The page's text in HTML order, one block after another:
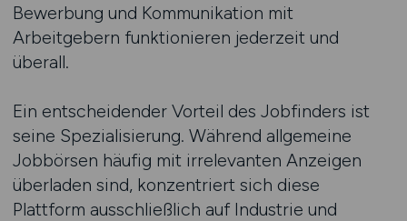
Bewerbung und Kommunikation mit
Arbeitgebern funktionieren jederzeit und
überall.
Ein entscheidender Vorteil des Jobfinders ist
seine Spezialisierung. Während allgemeine
Jobbörsen häufig mit irrelevanten Anzeigen
überladen sind, konzentriert sich diese
Plattform ausschließlich auf Industrie und